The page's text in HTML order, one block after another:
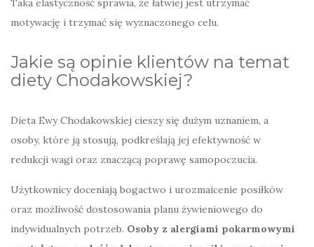
Taka elastyczność sprawia, że łatwiej jest utrzymać
motywację i trzymać się wyznaczonego celu.
Jakie są opinie klientów na temat
diety Chodakowskiej?
Dieta Ewy Chodakowskiej cieszy się dużym uznaniem, a
osoby, które ją stosują, podkreślają jej efektywność w
redukcji wagi oraz znaczącą poprawę samopoczucia.
Użytkownicy doceniają bogactwo i urozmaicenie posiłków
oraz możliwość dostosowania planu żywieniowego do
indywidualnych potrzeb. Osoby z alergiami pokarmowymi